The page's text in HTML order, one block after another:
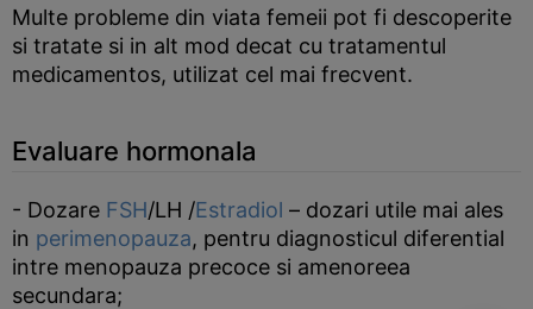
Multe probleme din viata femeii pot fi descoperite
si tratate si in alt mod decat cu tratamentul
medicamentos, utilizat cel mai frecvent.
Evaluare hormonala
- Dozare FSH/LH /Estradiol – dozari utile mai ales
in perimenopauza, pentru diagnosticul diferential
intre menopauza precoce si amenoreea
secundara;